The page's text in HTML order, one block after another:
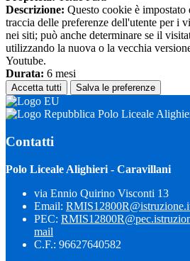
Descrizione: Questo cookie è impostato
traccia delle preferenze dell'utente per i
nei siti; può anche determinare se il
utilizzando la nuova o la vecchia
Youtube.
Durata: 6 mesi
Accetta tutti Salva le preferenze
Polo Liceale
Contatti
Polo Liceale Alighieri - Caravillani
via Ennio Quirino Visconti 13
Email:
PEC:
mail
C.F.: 96627640582